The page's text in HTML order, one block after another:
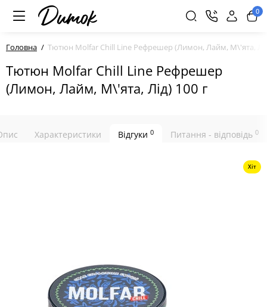
0
Головна Тютюн Molfar Chill Line Рефрешер (Лимон, Лайм, М\'ята,
Тютюн Molfar Chill Line Рефрешер
(Лимон, Лайм, М\'ята, Лід) 100 г
Характеристики Відгуки 0 Питання - відповідь 0
Хіт